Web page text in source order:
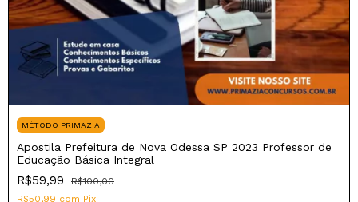
MÉTODO PRIMAZIA
Apostila Prefeitura de Nova Odessa SP 2023 Professor de
Educação Básica Integral
R$59,99
R$100,00
R$50,99 com Pix